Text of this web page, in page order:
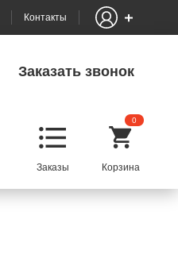
Контакты
Заказать звонок
0